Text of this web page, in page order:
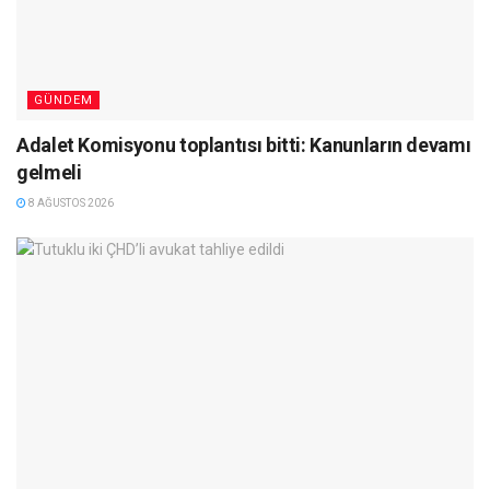
GÜNDEM
Adalet Komisyonu toplantısı bitti: Kanunların devamı
gelmeli
8 AĞUSTOS 2026